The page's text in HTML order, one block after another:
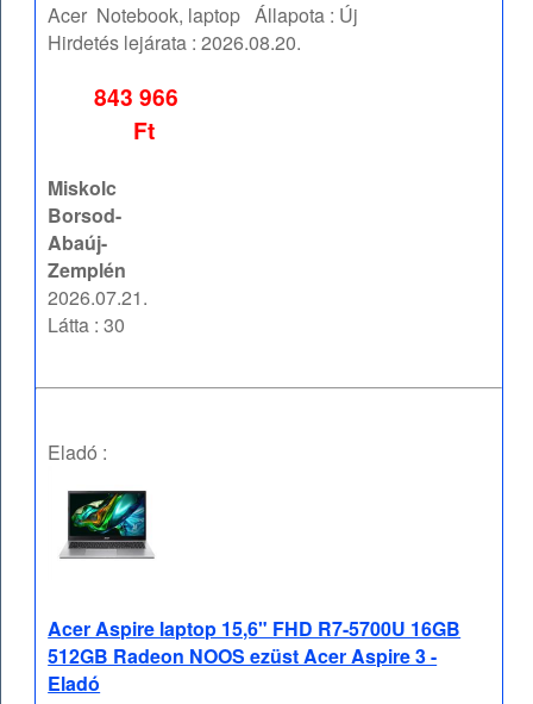
Acer Notebook, laptop Állapota : Új
Hirdetés lejárata :2026.08.20.
843 966
Ft
Miskolc
Borsod-
Abaúj-
Zemplén
2026.07.21.
Látta : 30
Eladó :
Acer Aspire laptop 15,6" FHD R7-5700U 16GB
512GB Radeon NOOS ezüst Acer Aspire 3 -
Eladó